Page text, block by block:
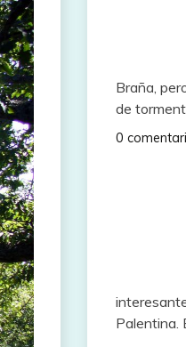
Braña,
de
0
Palentina.